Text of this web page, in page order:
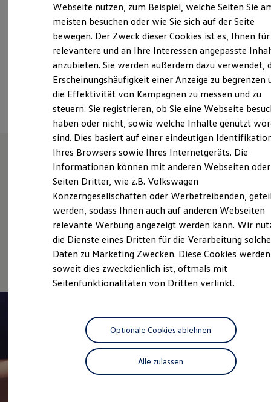
Laden
Laden unterwegs
Laden Zuhause
Ladestationen finden
Ladezeitensimulator
Batterie
Sicherheit
Garantie und Lebensdauer
Nachhaltigkeit
Technologie
Kosten und Kauf
Verbrauchskosten
Kaufoptionen
E-Auto-Förderung
Software und Konnektivität
ID. Software Versionen und Updates
Digitale Extras
Schnittstellen zu Ihrem ID.
Hybridautos
Marke und Erlebnis
Volkswagen R und R Experience
R-Modelle
Driving Experience
Volkswagen entdecken
Lifestyle Shop
T-Roc Kollektion
Golf Kollektion
ID. Kollektion
Volkswagen Kollektion
R-Kollektion
AH.Wandler@t-online.de
+49 4262 30900
Ansprechpartner
Unsere Leistungenim
Überblick
Gebrauchtwagen
Service
Webseite nutzen, zum Beispiel, welche Seiten Sie
meisten besuchen oder wie Sie sich auf der Seite
bewegen. Der Zweck dieser Cookies ist es, Ihnen für
relevantere und an Ihre Interessen angepasste
anzubieten. Sie werden außerdem dazu verwendet,
Erscheinungshäufigkeit einer Anzeige zu begrenzen
die Effektivität von Kampagnen zu messen und zu
steuern. Sie registrieren, ob Sie eine Webseite
haben oder nicht, sowie welche Inhalte genutzt
sind. Dies basiert auf einer eindeutigen
Ihres Browsers sowie Ihres Internetgeräts. Die
Informationen können mit anderen Webseiten oder
Seiten Dritter, wie z.B. Volkswagen
Konzerngesellschaften oder Werbetreibenden,
werden, sodass Ihnen auch auf anderen Webseiten
relevante Werbung angezeigt werden kann. Wir
die Dienste eines Dritten für die Verarbeitung
Daten zu Marketing Zwecken. Diese Cookies
soweit dies zweckdienlich ist, oftmals mit
Seitenfunktionalitäten von Dritten verlinkt.
Alle zulassen
Optionale Cookies ablehnen